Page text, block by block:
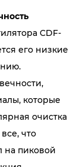
CDF-
его низкие
которые
очистка
что
на пиковой